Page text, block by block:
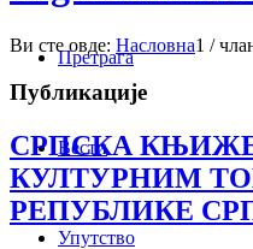
Претрага
Вести
Упутство
Ви сте овде: Насловна1 /
Публикације
СРПСКА
КУЛТУРНИМ
РЕПУБЛИКЕ